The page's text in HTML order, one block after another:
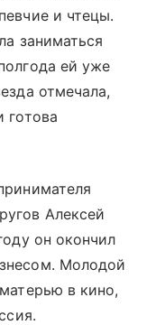
и чтецы.
заниматься
ей уже
отмечала,
готова
Алексей
он окончил
Молодой
в кино,